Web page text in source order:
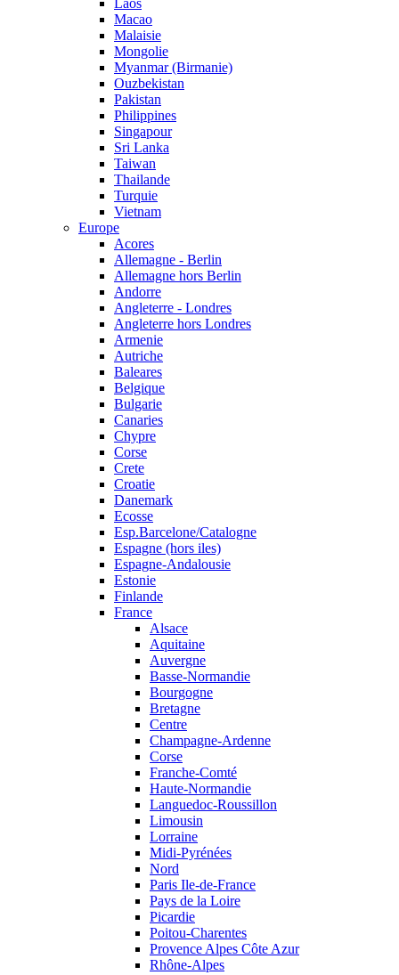
Laos
Macao
Malaisie
Mongolie
Myanmar (Birmanie)
Ouzbekistan
Pakistan
Philippines
Singapour
Sri Lanka
Taiwan
Thailande
Turquie
Vietnam
Europe
Acores
Allemagne - Berlin
Allemagne hors Berlin
Andorre
Angleterre - Londres
Angleterre hors Londres
Armenie
Autriche
Baleares
Belgique
Bulgarie
Canaries
Chypre
Corse
Crete
Croatie
Danemark
Ecosse
Esp.Barcelone/Catalogne
Espagne (hors iles)
Espagne-Andalousie
Estonie
Finlande
France
Alsace
Aquitaine
Auvergne
Basse-Normandie
Bourgogne
Bretagne
Centre
Champagne-Ardenne
Corse
Franche-Comté
Haute-Normandie
Languedoc-Roussillon
Limousin
Lorraine
Midi-Pyrénées
Nord
Paris Ile-de-France
Pays de la Loire
Picardie
Poitou-Charentes
Provence Alpes Côte Azur
Rhône-Alpes